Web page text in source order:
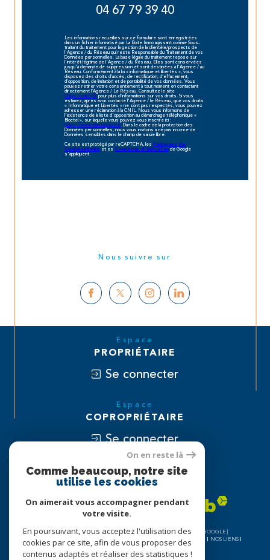
04 67 79 39 40
Les informations recueillies sur ce formulaire sont enregistrées
dans un fichier informatisé par La Boite Immo agissant comme Sous-
traitant du traitement pour la gestion de la clientèle/prospects de
l'Agence / du Réseau qui reste Responsable du Traitement de vos
Données personnelles. La base légale du traitement repose sur
l'intérêt légitime de l'Agence / du Réseau. Elles sont conservées
jusqu'à demande de suppression et sont destinées à l'Agence / au
Réseau. Conformément à la loi « informatique et libertés », vous
disposez des droits d’accès, de rectification, d’effacement,
d’opposition, de limitation et de portabilité de vos données. Vous
pouvez retirer votre consentement à tout moment en contactant
directement l’Agence / Le Réseau. Consultez le site
https://cnil.fr/frpour plus d’informations sur vos droits. Si vous
estimez, après avoir contacté l'Agence / le Réseau, que vos droits
« Informatique et Libertés » ne sont pas respectés, vous pouvez
adresser une réclamation à la CNIL. Nous vous informons de
l’existence de la liste d'opposition au démarchage téléphonique «
Bloctel », sur laquelle vous pouvez vous inscrire ici :
https://www.bloctel.gouv.fr. Dans le cadre de la protection des
Données personnelles, nous vous invitons à ne pas inscrire de
Données sensibles dans le champ de saisie libre.
Ce site est protégé par reCAPTCHA, les Politiques de
Confidentialité et es Conditions d'utilisationde Google
s'appliquent.
Nous suivre sur
Espace
PROPRIÉTAIRE
Se connecter
Espace
COPROPRIÉTAIRE
Se connecter
Nous
ADHÉRONS
© 2026 | TOUS DROITS RÉSERVÉS | TRADUCTION POWERED BY GOOGLE |
NOS HONORAIRES
PLAN DU SITE
NOS LIENS
POLITIQUE RGPD
COOKIES
On en reste là
Comme beaucoup, notre site
utilise les cookies
On aimerait vous accompagner pendant
votre visite.
En poursuivant, vous acceptez l'utilisation des
cookies par ce site, afin de vous proposer des
contenus adaptés et réaliser des statistiques !